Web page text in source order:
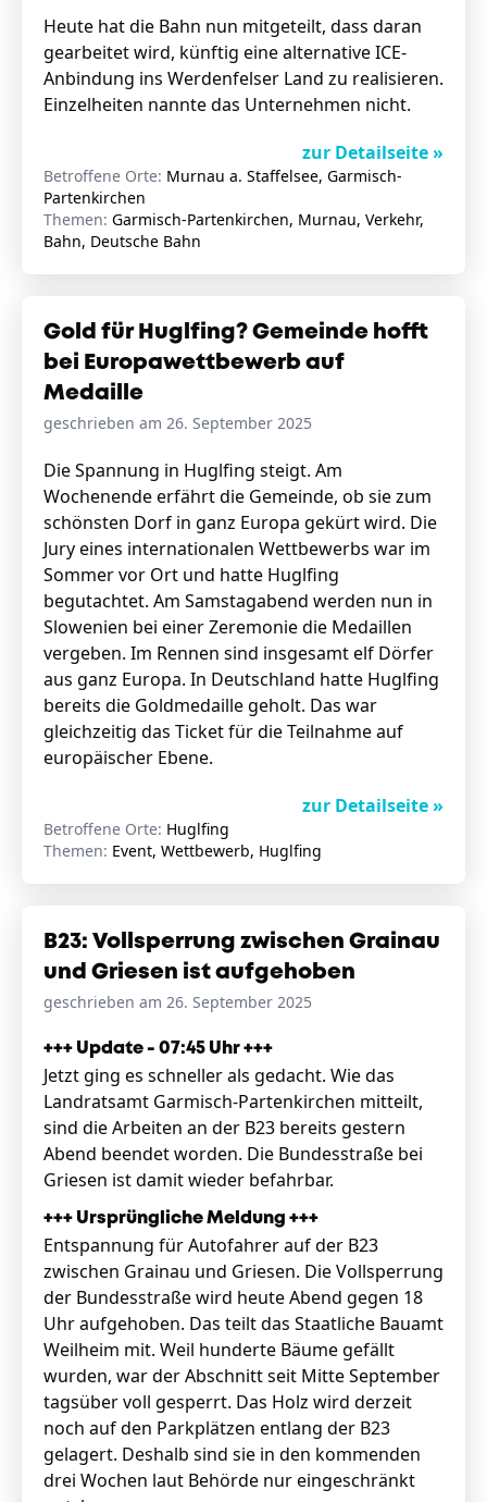
Heute hat die Bahn nun mitgeteilt, dass daran
gearbeitet wird, künftig eine alternative ICE-
Anbindung ins Werdenfelser Land zu realisieren.
Einzelheiten nannte das Unternehmen nicht.
zur Detailseite »
Betroffene Orte: Murnau a. Staffelsee, Garmisch-
Partenkirchen
Themen: Garmisch-Partenkirchen, Murnau, Verkehr,
Bahn, Deutsche Bahn
Gold für Huglfing? Gemeinde hofft
bei Europawettbewerb auf
Medaille
geschrieben am 26. September 2025
Die Spannung in Huglfing steigt. Am
Wochenende erfährt die Gemeinde, ob sie zum
schönsten Dorf in ganz Europa gekürt wird. Die
Jury eines internationalen Wettbewerbs war im
Sommer vor Ort und hatte Huglfing
begutachtet. Am Samstagabend werden nun in
Slowenien bei einer Zeremonie die Medaillen
vergeben. Im Rennen sind insgesamt elf Dörfer
aus ganz Europa. In Deutschland hatte Huglfing
bereits die Goldmedaille geholt. Das war
gleichzeitig das Ticket für die Teilnahme auf
europäischer Ebene.
zur Detailseite »
Betroffene Orte: Huglfing
Themen: Event, Wettbewerb, Huglfing
B23: Vollsperrung zwischen Grainau
und Griesen ist aufgehoben
geschrieben am 26. September 2025
+++ Update - 07:45 Uhr +++
Jetzt ging es schneller als gedacht. Wie das
Landratsamt Garmisch-Partenkirchen mitteilt,
sind die Arbeiten an der B23 bereits gestern
Abend beendet worden. Die Bundesstraße bei
Griesen ist damit wieder befahrbar.
+++ Ursprüngliche Meldung +++
Entspannung für Autofahrer auf der B23
zwischen Grainau und Griesen. Die Vollsperrung
der Bundesstraße wird heute Abend gegen 18
Uhr aufgehoben. Das teilt das Staatliche Bauamt
Weilheim mit. Weil hunderte Bäume gefällt
wurden, war der Abschnitt seit Mitte September
tagsüber voll gesperrt. Das Holz wird derzeit
noch auf den Parkplätzen entlang der B23
gelagert. Deshalb sind sie in den kommenden
drei Wochen laut Behörde nur eingeschränkt